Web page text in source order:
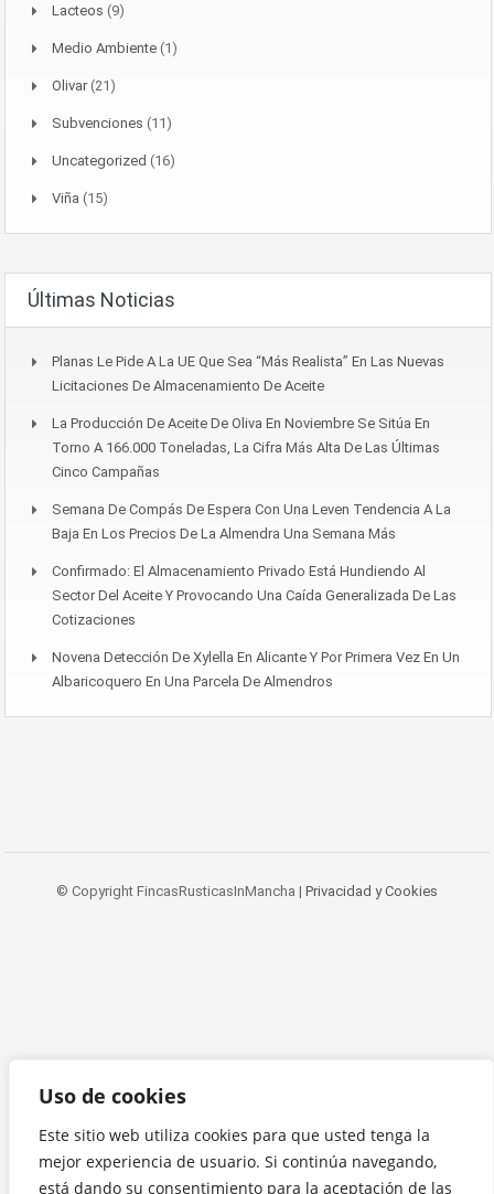
Uso de cookies
Este sitio web utiliza cookies para que usted tenga la
mejor experiencia de usuario. Si continúa navegando,
está dando su consentimiento para la aceptación de las
Lacteos (9)
Medio Ambiente (1)
Olivar(21)
Subvenciones (11)
Uncategorized (16)
Viña (15)
Últimas Noticias
Planas Le Pide A La UE Que Sea “más Realista” En Las Nuevas
Licitaciones De Almacenamiento De Aceite
La Producción De Aceite De Oliva En Noviembre Se Sitúa En
Torno A 166.000 Toneladas, La Cifra Más Alta De Las Últimas
Cinco Campañas
Semana De Compás De Espera Con Una Leven Tendencia A La
Baja En Los Precios De La Almendra Una Semana Más
Confirmado: El Almacenamiento Privado Está Hundiendo Al
Sector Del Aceite Y Provocando Una Caída Generalizada De Las
Cotizaciones
Novena Detección De Xylella En Alicante Y Por Primera Vez En Un
Albaricoquero En Una Parcela De Almendros
© Copyright FincasRusticasInMancha | Privacidad y Cookies